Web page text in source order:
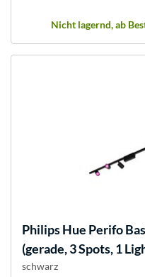
Nicht lagernd, ab
Philips Hue Perifo
(gerade, 3 Spots, 1
schwarz